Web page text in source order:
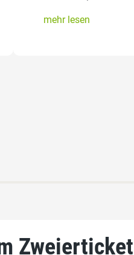
mehr lesen